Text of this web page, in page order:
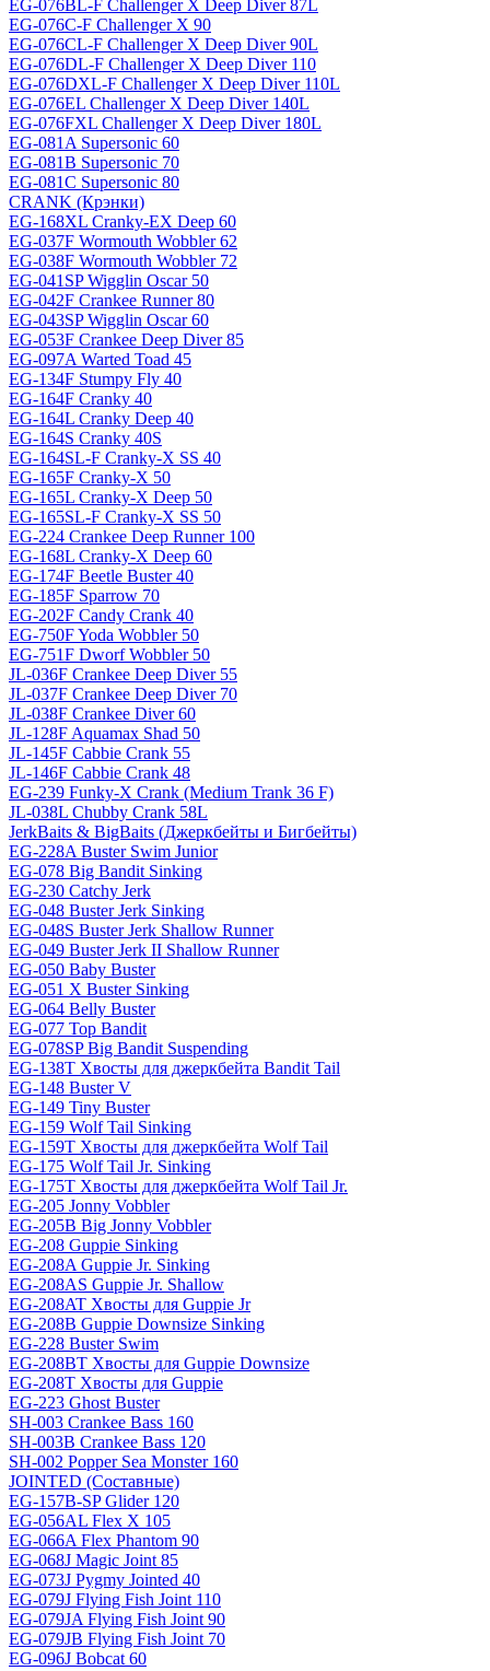
EG-076BL-F Challenger X Deep Diver 87L
EG-076C-F Challenger X 90
EG-076CL-F Challenger X Deep Diver 90L
EG-076DL-F Challenger X Deep Diver 110
EG-076DXL-F Challenger X Deep Diver 110L
EG-076EL Challenger X Deep Diver 140L
EG-076FXL Challenger X Deep Diver 180L
EG-081A Supersonic 60
EG-081B Supersonic 70
EG-081C Supersonic 80
CRANK (Крэнки)
EG-168XL Cranky-EX Deep 60
EG-037F Wormouth Wobbler 62
EG-038F Wormouth Wobbler 72
EG-041SP Wigglin Oscar 50
EG-042F Crankee Runner 80
EG-043SP Wigglin Oscar 60
EG-053F Crankee Deep Diver 85
EG-097A Warted Toad 45
EG-134F Stumpy Fly 40
EG-164F Cranky 40
EG-164L Cranky Deep 40
EG-164S Cranky 40S
EG-164SL-F Cranky-X SS 40
EG-165F Cranky-X 50
EG-165L Cranky-X Deep 50
EG-165SL-F Cranky-X SS 50
EG-224 Crankee Deep Runner 100
EG-168L Cranky-X Deep 60
EG-174F Beetle Buster 40
EG-185F Sparrow 70
EG-202F Candy Crank 40
EG-750F Yoda Wobbler 50
EG-751F Dworf Wobbler 50
JL-036F Crankee Deep Diver 55
JL-037F Crankee Deep Diver 70
JL-038F Crankee Diver 60
JL-128F Aquamax Shad 50
JL-145F Cabbie Crank 55
JL-146F Cabbie Crank 48
EG-239 Funky-X Crank (Medium Trank 36 F)
JL-038L Chubby Crank 58L
JerkBaits & BigBaits (Джеркбейты и Бигбейты)
EG-228A Buster Swim Junior
EG-078 Big Bandit Sinking
EG-230 Catchy Jerk
EG-048 Buster Jerk Sinking
EG-048S Buster Jerk Shallow Runner
EG-049 Buster Jerk II Shallow Runner
EG-050 Baby Buster
EG-051 X Buster Sinking
EG-064 Belly Buster
EG-077 Top Bandit
EG-078SP Big Bandit Suspending
EG-138T Хвосты для джеркбейта Bandit Tail
EG-148 Buster V
EG-149 Tiny Buster
EG-159 Wolf Tail Sinking
EG-159T Хвосты для джеркбейта Wolf Tail
EG-175 Wolf Tail Jr. Sinking
EG-175T Хвосты для джеркбейта Wolf Tail Jr.
EG-205 Jonny Vobbler
EG-205B Big Jonny Vobbler
EG-208 Guppie Sinking
EG-208A Guppie Jr. Sinking
EG-208AS Guppie Jr. Shallow
EG-208AT Хвосты для Guppie Jr
EG-208B Guppie Downsize Sinking
EG-228 Buster Swim
EG-208BT Хвосты для Guppie Downsize
EG-208T Хвосты для Guppie
EG-223 Ghost Buster
SH-003 Crankee Bass 160
SH-003B Crankee Bass 120
SH-002 Popper Sea Monster 160
JOINTED (Составные)
EG-157B-SP Glider 120
EG-056AL Flex X 105
EG-066A Flex Phantom 90
EG-068J Magic Joint 85
EG-073J Pygmy Jointed 40
EG-079J Flying Fish Joint 110
EG-079JA Flying Fish Joint 90
EG-079JB Flying Fish Joint 70
EG-096J Bobcat 60